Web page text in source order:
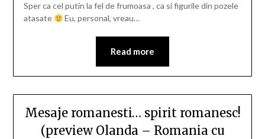
Sper ca cel putin la fel de frumoasa , ca si figurile din pozele
atasate
Eu, personal, vreau…
Read more
Mesaje romanesti… spirit romanesc!
(preview Olanda – Romania cu